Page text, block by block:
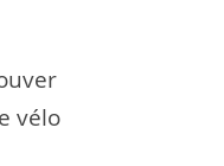
vélo